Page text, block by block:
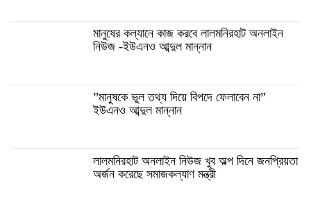
মানুষের কল্যানে কাজ করবে লালমনিরহাট অনলাইন
নিউজ -ইউএনও আব্দুল মান্নান
”মানুষকে ভুল তথ্য দিয়ে বিপদে ফেলাবেন না”
ইউএনও আব্দুল মান্নান
লালমনিরহাট অনলাইন নিউজ খুব অল্প দিনে জনপ্রিয়তা
অর্জন করেছে সমাজকল্যাণ মন্ত্রী